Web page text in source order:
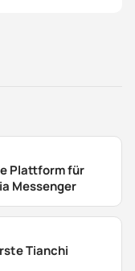
Plattform für
Messenger
Tianchi